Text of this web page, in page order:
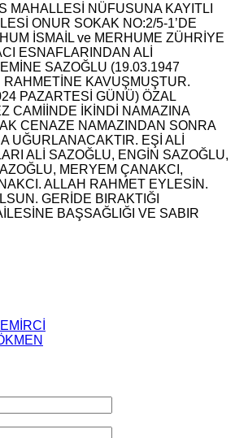
MAHALLESİ NÜFUSUNA KAYITLI
ONUR SOKAK NO:2/5-1’DE
İSMAİL ve MERHUME ZÜHRİYE
ESNAFLARINDAN ALİ
SAZOĞLU (19.03.1947
RAHMETİNE KAVUŞMUŞTUR.
PAZARTESİ GÜNÜ) ÖZAL
CAMİİNDE İKİNDİ NAMAZINA
CENAZE NAMAZINDAN SONRA
UĞURLANACAKTIR. EŞİ ALİ
ALİ SAZOĞLU, ENGİN SAZOĞLU,
MERYEM ÇANAKCI,
ALLAH RAHMET EYLESİN.
GERİDE BIRAKTIĞI
BAŞSAĞLIĞI VE SABIR